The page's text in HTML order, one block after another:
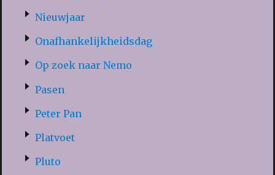
Nieuwjaar
Onafhankelijkheidsdag
Op zoek naar Nemo
Pasen
Peter Pan
Platvoet
Pluto